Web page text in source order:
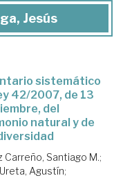
Jesús
sistemático
42/2007, de 13
del
natural y de
Carreño, Santiago M.;
Agustín;